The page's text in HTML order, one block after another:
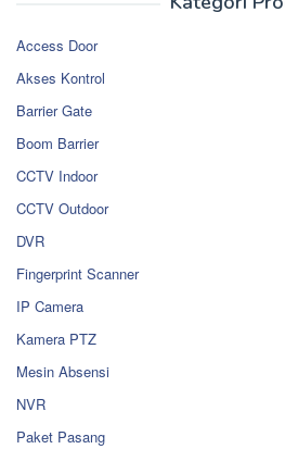
Access Door
Akses Kontrol
Barrier Gate
Boom Barrier
CCTV Indoor
CCTV Outdoor
DVR
Fingerprint Scanner
IP Camera
Kamera PTZ
Mesin Absensi
NVR
Paket Pasang